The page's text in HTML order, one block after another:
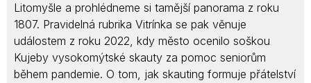
Litomyšle a prohlédneme si tamější panorama z roku
1807. Pravidelná rubrika Vitrínka se pak věnuje
událostem z roku 2022, kdy město ocenilo soškou
Kujeby vysokomýtské skauty za pomoc seniorům
během pandemie. O tom, jak skauting formuje přátelství